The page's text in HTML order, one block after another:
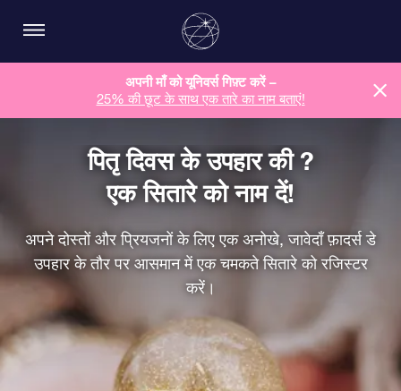
अपनी माँ को यूनिवर्स गिफ़्ट करें –
25% की छूट के साथ एक तारे का नाम बताएं!
पितृ दिवस के उपहार की ?
एक सितारे को नाम दें!
अपने दोस्तों और प्रियजनों के लिए एक अनोखे, जावेदाँ फ़ादर्स डे
उपहार के तौर पर आसमान में एक चमकते सितारे को रजिस्टर
करें।